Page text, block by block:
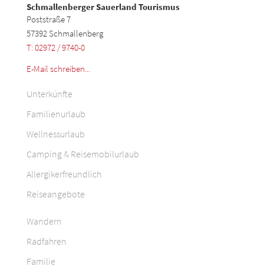
Schmallenberger Sauerland Tourismus
Poststraße 7
57392 Schmallenberg
T: 02972 / 9740-0
E-Mail schreiben...
Unterkünfte
Familienurlaub
Wellnessurlaub
Camping & Reisemobilurlaub
Allergikerfreundlich
Reiseangebote
Wandern
Radfahren
Familie